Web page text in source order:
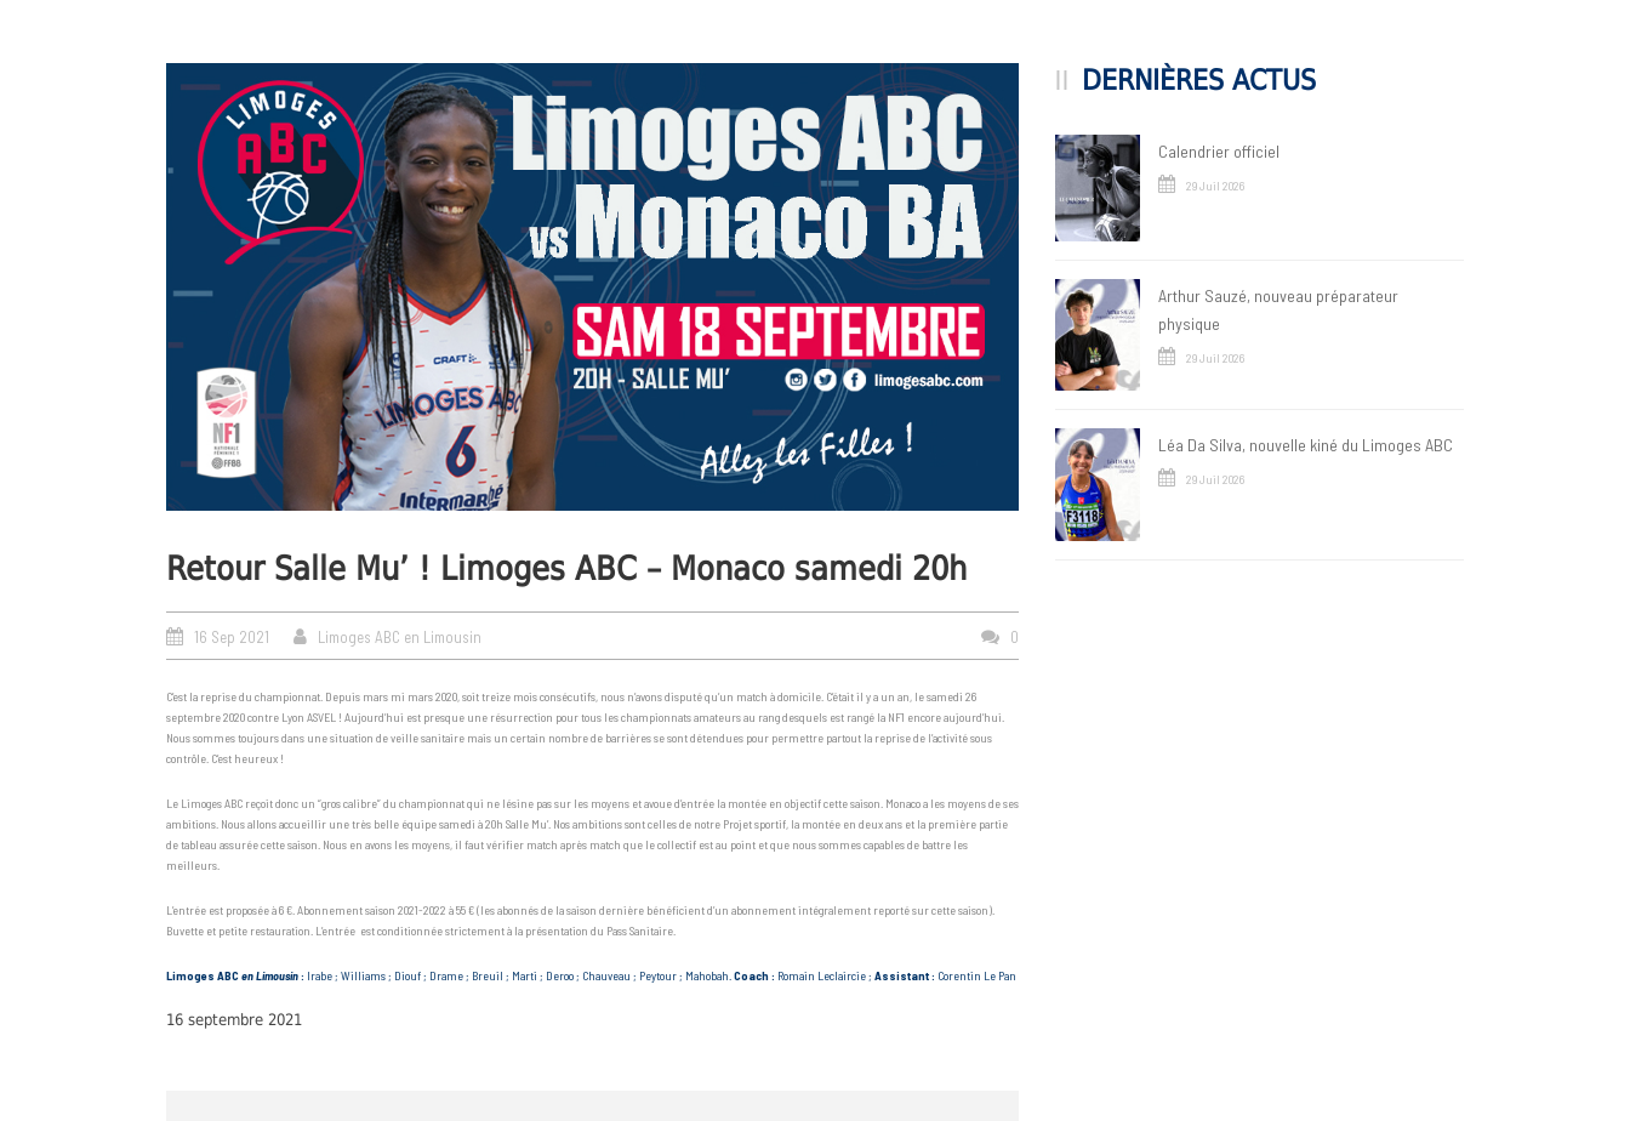
Retour Salle Mu’ ! Limoges ABC – Monaco samedi 20h
16 Sep 2021 Limoges ABC en Limousin 0
C’est la reprise du championnat. Depuis mars mi mars 2020, soit treize mois consécutifs, nous n’avons disputé qu’un match à domicile. C’était il y a un an, le samedi 26
septembre 2020 contre Lyon ASVEL ! Aujourd’hui est presque une résurrection pour tous les championnats amateurs au rang desquels est rangé la NF1 encore aujourd’hui.
Nous sommes toujours dans une situation de veille sanitaire mais un certain nombre de barrières se sont détendues pour permettre partout la reprise de l’activité sous
contrôle. C’est heureux !
Le Limoges ABC reçoit donc un “gros calibre” du championnat qui ne lésine pas sur les moyens et avoue d’entrée la montée en objectif cette saison. Monaco a les moyens de ses
ambitions. Nous allons accueillir une très belle équipe samedi à 20h Salle Mu’. Nos ambitions sont celles de notre Projet sportif, la montée en deux ans et la première partie
de tableau assurée cette saison. Nous en avons les moyens, il faut vérifier match après match que le collectif est au point et que nous sommes capables de battre les
meilleurs.
L’entrée est proposée à 6 €. Abonnement saison 2021-2022 à 55 € (les abonnés de la saison dernière bénéficient d’un abonnement intégralement reporté sur cette saison).
Buvette et petite restauration. L’entrée est conditionnée strictement à la présentation du Pass Sanitaire.
Limoges ABCen Limousin: Irabe ; Williams ; Diouf ; Drame ; Breuil ; Marti ; Deroo ; Chauveau ; Peytour ; Mahobah. Coach : Romain Leclaircie ; Assistant : Corentin Le Pan
16 septembre 2021
DERNIÈRES ACTUS
Calendrier officiel
29 Juil 2026
Arthur Sauzé, nouveau préparateur
physique
29 Juil 2026
Léa Da Silva, nouvelle kiné du Limoges ABC
29 Juil 2026